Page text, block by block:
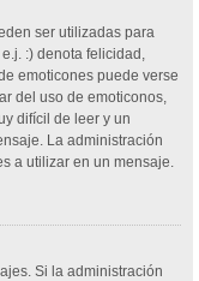
ser utilizadas para
:) denota felicidad,
emoticones puede verse
del uso de emoticonos,
difícil de leer y un
La administración
a utilizar en un mensaje.
Si la administración